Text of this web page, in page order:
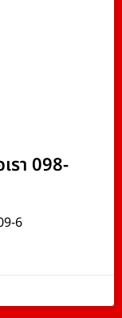
รา 098-
6